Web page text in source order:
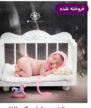
فروخته شده